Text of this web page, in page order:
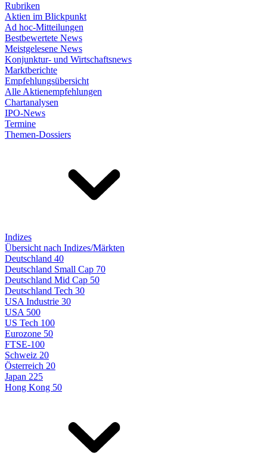
Rubriken
Aktien im Blickpunkt
Ad hoc-Mitteilungen
Bestbewertete News
Meistgelesene News
Konjunktur- und Wirtschaftsnews
Marktberichte
Empfehlungsübersicht
Alle Aktienempfehlungen
Chartanalysen
IPO-News
Termine
Themen-Dossiers
Indizes
Übersicht nach Indizes/Märkten
Deutschland 40
Deutschland Small Cap 70
Deutschland Mid Cap 50
Deutschland Tech 30
USA Industrie 30
USA 500
US Tech 100
Eurozone 50
FTSE-100
Schweiz 20
Österreich 20
Japan 225
Hong Kong 50